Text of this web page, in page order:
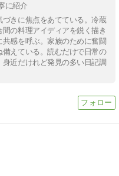
に紹介
きに焦点をあてている。冷蔵
の料理アイディアを鋭く描き
感を呼ぶ。家族のために奮闘
えている。読むだけで日常の
近だけれど発見の多い日記調